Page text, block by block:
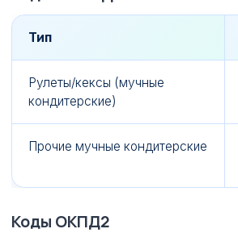
Тип
Рулеты/кексы (мучные
кондитерские)
Прочие мучные кондитерские
Коды ОКПД2